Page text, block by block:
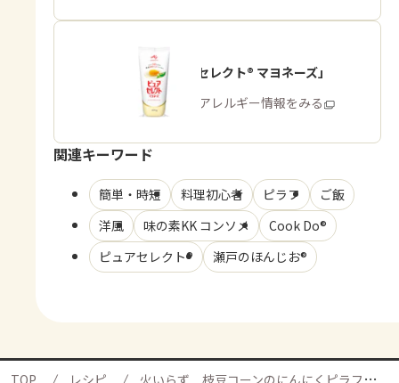
「ピュアセレクト® マヨネーズ」
商品・アレルギー情報をみる
関連キーワード
簡単・時短 料理初心者 ピラフ
ご飯
洋風
味の素KK コンソメ
Cook Do®
ピュアセレクト®
瀬戸のほんじお®